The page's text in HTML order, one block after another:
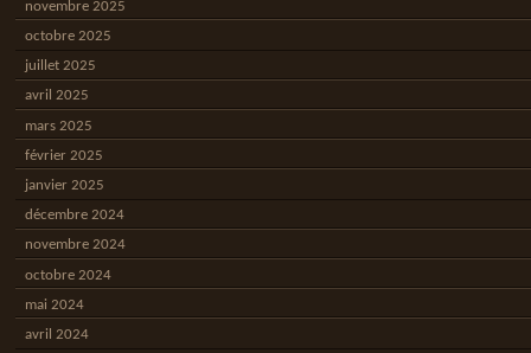
novembre 2025
octobre 2025
juillet 2025
avril 2025
mars 2025
février 2025
janvier 2025
décembre 2024
novembre 2024
octobre 2024
mai 2024
avril 2024